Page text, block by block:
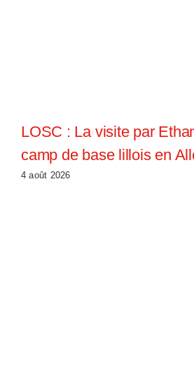
LOSC : La visite par
camp de base lillois en
4 août 2026